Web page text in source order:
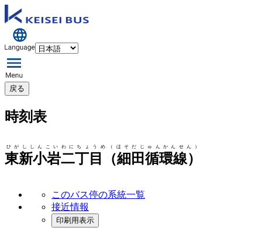
戻る
時刻表
東新小岩二丁目（細田循環線）
ひがししんこいわにちょうめ（ほそだじゅんかんせん）
このバス停の系統一覧
接近情報
印刷用表示